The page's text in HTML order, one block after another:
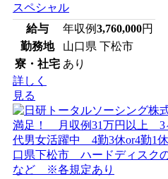
スペシャル
給与
年収例3,760,000円
勤務地
山口県 下松市
寮・社宅 あり
詳しく
見る